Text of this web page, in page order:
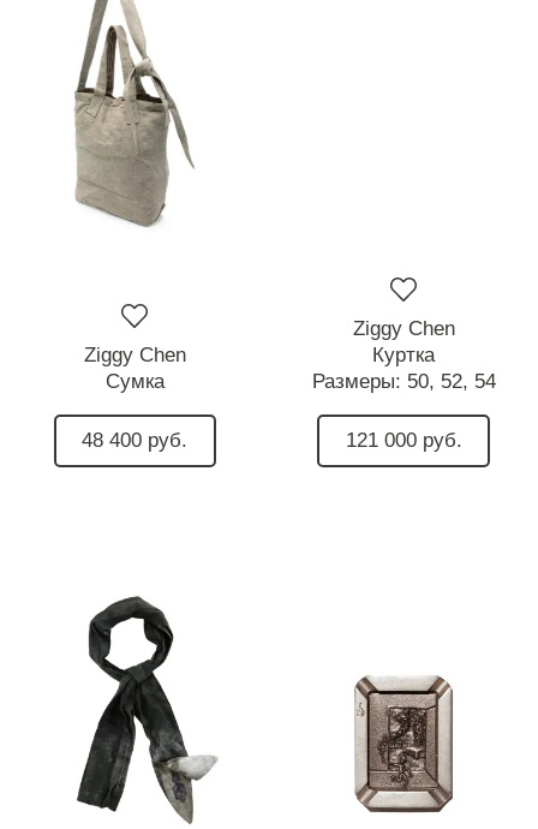
Ziggy Chen
Сумка
48 400 руб.
Ziggy Chen
Куртка
Размеры: 50, 52, 54
121 000 руб.